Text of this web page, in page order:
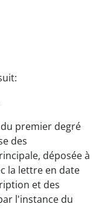
premier degré
des
déposée à
la lettre en date
et des
l'instance du